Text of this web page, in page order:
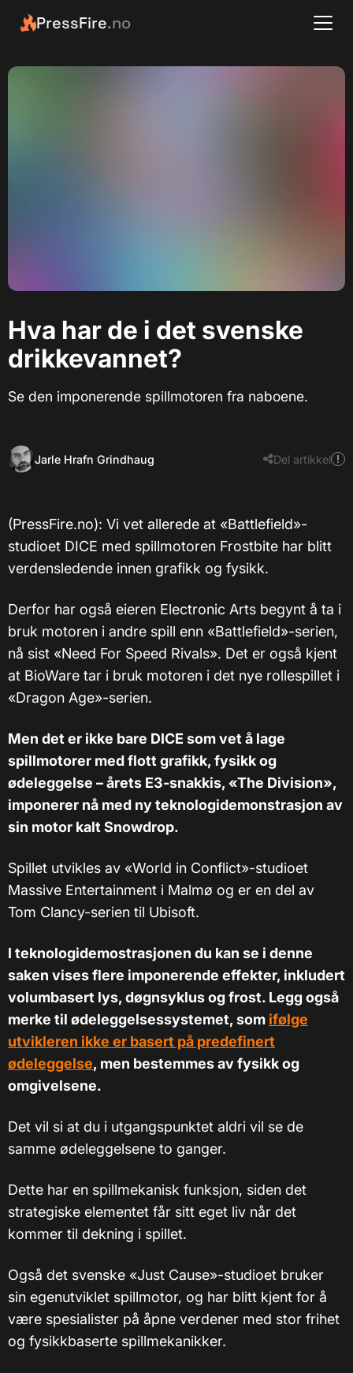
PressFire.no
Hva har de i det svenske
drikkevannet?
Se den imponerende spillmotoren fra naboene.
Jarle Hrafn Grindhaug Del artikkel
(PressFire.no): Vi vet allerede at «Battlefield»-
studioet DICE med spillmotoren Frostbite har blitt
verdensledende innen grafikk og fysikk.
Derfor har også eieren Electronic Arts begynt å ta i
bruk motoren i andre spill enn «Battlefield»-serien,
nå sist «Need For Speed Rivals». Det er også kjent
at BioWare tar i bruk motoren i det nye rollespillet i
«Dragon Age»-serien.
Men det er ikke bare DICE som vet å lage
spillmotorer med flott grafikk, fysikk og
ødeleggelse – årets E3-snakkis, «The Division»,
imponerer nå med ny teknologidemonstrasjon av
sin motor kalt Snowdrop.
Spillet utvikles av «World in Conflict»-studioet
Massive Entertainment i Malmø og er en del av
Tom Clancy-serien til Ubisoft.
I teknologidemostrasjonen du kan se i denne
saken vises flere imponerende effekter, inkludert
volumbasert lys, døgnsyklus og frost. Legg også
merke til ødeleggelsessystemet, som ifølge
utvikleren ikke er basert på predefinert
ødeleggelse, men bestemmes av fysikk og
omgivelsene.
Det vil si at du i utgangspunktet aldri vil se de
samme ødeleggelsene to ganger.
Dette har en spillmekanisk funksjon, siden det
strategiske elementet får sitt eget liv når det
kommer til dekning i spillet.
Også det svenske «Just Cause»-studioet bruker
sin egenutviklet spillmotor, og har blitt kjent for å
være spesialister på åpne verdener med stor frihet
og fysikkbaserte spillmekanikker.